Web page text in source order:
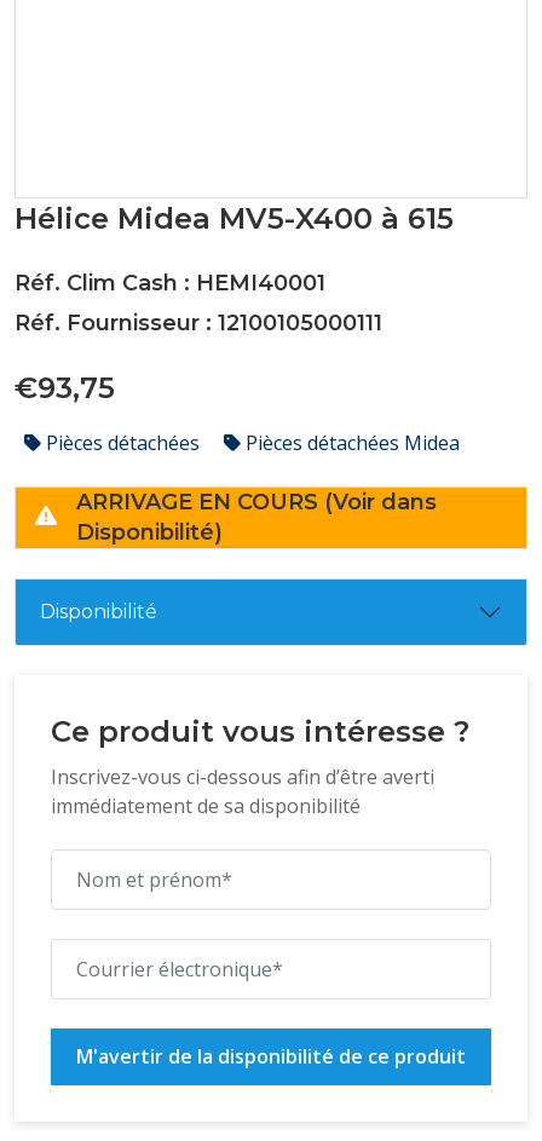
Hélice Midea MV5-X400 à 615
Réf. Clim Cash : HEMI40001
Réf. Fournisseur : 12100105000111
€93,75
Pièces détachées Pièces détachées Midea
ARRIVAGE EN COURS (Voir dans
Disponibilité)
Disponibilité
Ce produit vous intéresse ?
Inscrivez-vous ci-dessous afin d’être averti
immédiatement de sa disponibilité
M'avertir de la disponibilité de ce produit